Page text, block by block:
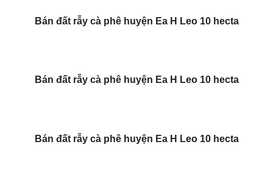
Bán đất rẫy cà phê huyện Ea H Leo 10 hecta
Bán đất rẫy cà phê huyện Ea H Leo 10 hecta
Bán đất rẫy cà phê huyện Ea H Leo 10 hecta